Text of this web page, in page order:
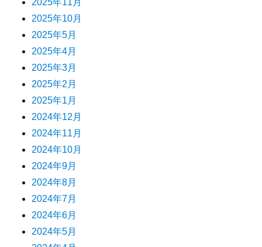
2025年11月
2025年10月
2025年5月
2025年4月
2025年3月
2025年2月
2025年1月
2024年12月
2024年11月
2024年10月
2024年9月
2024年8月
2024年7月
2024年6月
2024年5月